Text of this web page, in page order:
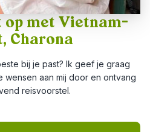
op met Vietnam-
Charona
bij je past? Ik geef je graag
wensen aan mij door en ontvang
reisvoorstel.